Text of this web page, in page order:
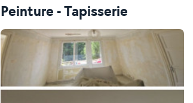
Peinture - Tapisserie